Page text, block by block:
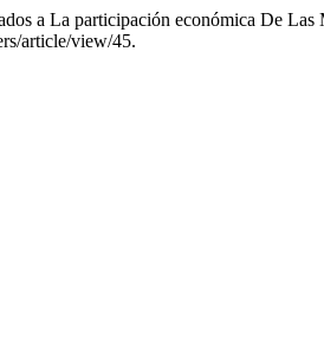
a La participación económica De
article/view/45.